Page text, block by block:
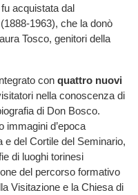
acquistata dal
1963), che la donò
Tosco, genitori della
con quattro nuovi
nella conoscenza di
di Don Bosco.
immagini d’epoca
e del Cortile del Seminario,
di luoghi torinesi
del percorso formativo
Visitazione e la Chiesa di